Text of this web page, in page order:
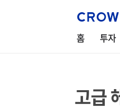
홈 투자
고급